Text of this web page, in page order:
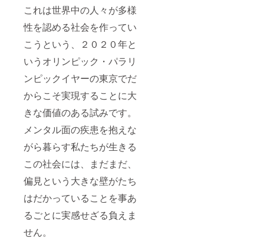
これは世界中の人々が多様
性を認める社会を作ってい
こうという、２０２０年と
いうオリンピック・パラリ
ンピックイヤーの東京でだ
からこそ実現することに大
きな価値のある試みです。
メンタル面の疾患を抱えな
がら暮らす私たちが生きる
この社会には、まだまだ、
偏見という大きな壁がたち
はだかっていることを事あ
るごとに実感せざる負えま
せん。